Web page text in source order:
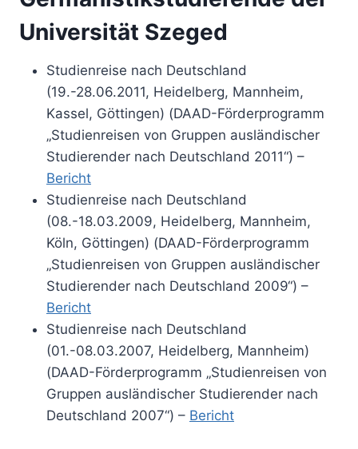
Universität Szeged
Studienreise nach Deutschland
(19.-28.06.2011, Heidelberg, Mannheim,
Kassel, Göttingen) (DAAD-Förderprogramm
„Studienreisen von Gruppen ausländischer
Studierender nach Deutschland 2011“) –
Bericht
Studienreise nach Deutschland
(08.-18.03.2009, Heidelberg, Mannheim,
Köln, Göttingen) (DAAD-Förderprogramm
„Studienreisen von Gruppen ausländischer
Studierender nach Deutschland 2009“) –
Bericht
Studienreise nach Deutschland
(01.-08.03.2007, Heidelberg, Mannheim)
(DAAD-Förderprogramm „Studienreisen von
Gruppen ausländischer Studierender nach
Deutschland 2007“) – Bericht